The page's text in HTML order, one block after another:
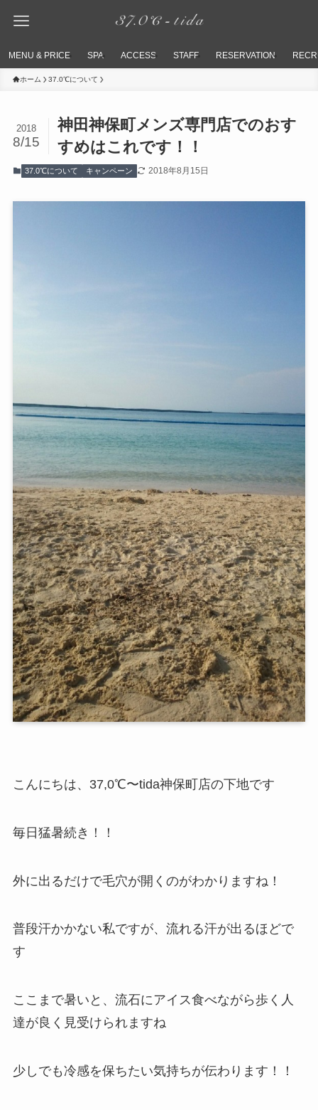
MENU & PRICE SPA ACCESS STAFF RESERVATION
ホーム 37.0℃について
神田神保町メンズ専門店でのおす
すめはこれです！！
2018
8/15
37.0℃について キャンペーン 2018年8月15日
こんにちは、37,0℃〜tida神保町店の下地です
毎日猛暑続き！！
外に出るだけで毛穴が開くのがわかりますね！
普段汗かかない私ですが、流れる汗が出るほどで
す
ここまで暑いと、流石にアイス食べながら歩く人
達が良く見受けられますね
少しでも冷感を保ちたい気持ちが伝わります！！